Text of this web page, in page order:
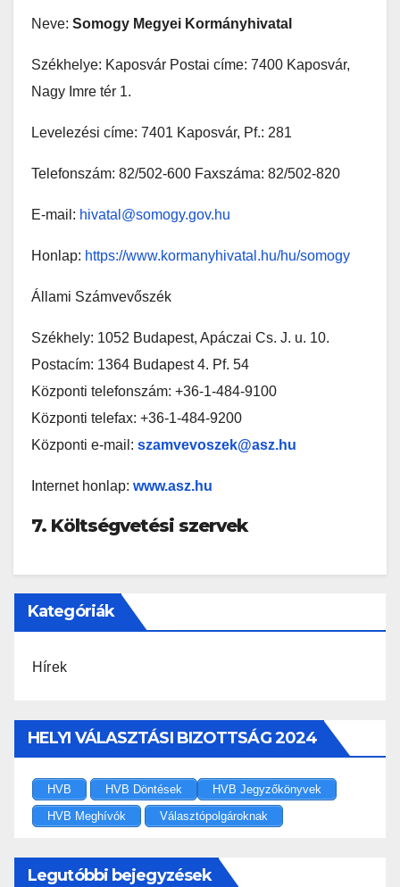
Neve: Somogy Megyei Kormányhivatal
Székhelye: Kaposvár Postai címe: 7400 Kaposvár,
Nagy Imre tér 1.
Levelezési címe: 7401 Kaposvár, Pf.: 281
Telefonszám: 82/502-600 Faxszáma: 82/502-820
E-mail: hivatal@somogy.gov.hu
Honlap: https://www.kormanyhivatal.hu/hu/somogy
Állami Számvevőszék
Székhely: 1052 Budapest, Apáczai Cs. J. u. 10.
Postacím: 1364 Budapest 4. Pf. 54
Központi telefonszám: +36-1-484-9100
Központi telefax: +36-1-484-9200
Központi e-mail: szamvevoszek@asz.hu
Internet honlap: www.asz.hu
7. Költségvetési szervek
Kategóriák
Hírek
HELYI VÁLASZTÁSI BIZOTTSÁG 2024
HVB HVB Döntések
HVB Jegyzőkönyvek
HVB Meghívók
Választópolgároknak
Legutóbbi bejegyzések